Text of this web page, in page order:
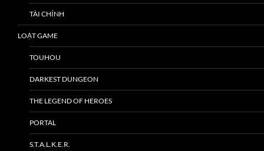
TÀI CHÍNH
LOẠT GAME
TOUHOU
DARKEST DUNGEON
THE LEGEND OF HEROES
PORTAL
S.T.A.L.K.E.R.